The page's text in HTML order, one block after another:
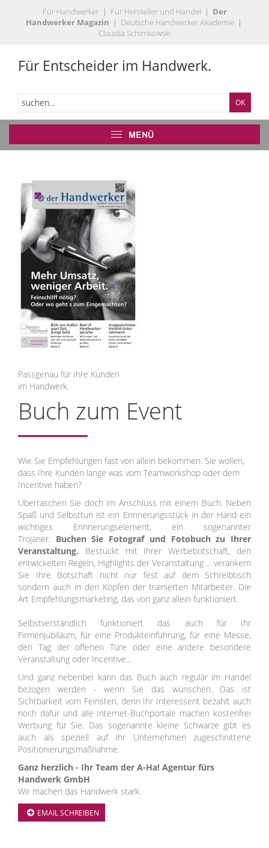
Für Handwerker| Für Hersteller und Handel | Der
Handwerker Magazin | Deutsche Handwerker Akademie|
Claudia Schimkowski
Für Entscheider im Handwerk.
Passgenau für Ihre Kunden
im Handwerk.
Buch zum Event
Wie Sie Empfehlungen fast von allein bekommen. Sie wollen,
dass Ihre Kunden lange was vom Teamworkshop oder dem
Incentive haben?
Überraschen Sie doch im Anschluss mit einem Buch. Neben
Spaß und Selbsttun ist ein Erinnerungsstück in der Hand ein
wichtiges Erinnerungselement, ein sogenannter
Trojaner. Buchen Sie Fotograf und Fotobuch zu Ihrer
Veranstaltung. Bestückt mit Ihrer Werbebotschaft, den
entwickelten Regeln, Highlights der Veranstaltung ... verankern
Sie Ihre Botschaft nicht nur fest auf dem Schreibtisch
sondern auch in den Köpfen der trainierten Mitarbeiter. Die
Art Empfehlungsmarketing, das von ganz allein funktioniert.
Selbstverständlich funktioniert das auch für Ihr
Firmenjubiläum, für eine Produkteinführung, für eine Messe,
den Tag der offenen Türe oder eine andere besondere
Veranstaltung oder Incentive...
Und ganz nebenbei kann das Buch auch regulär im Handel
bezogen werden - wenn Sie das wünschen. Das ist
Sichtbarkeit vom Feinsten, denn Ihr Interessent bezahlt auch
noch dafür und alle Internet-Buchportale machen kostenfrei
Werbung für Sie. Das sogenannte kleine Schwarze gibt es
auch als speziell auf Ihr Unternehmen zugeschnittene
Positionierungsmaßnahme.
Ganz herzlich - Ihr Team der A-Ha! Agentur fürs
Handwerk GmbH
Wir machen das Handwerk stark.
EMAIL SCHREIBEN